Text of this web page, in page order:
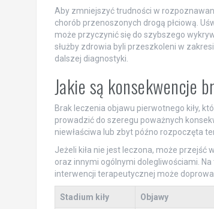
Aby zmniejszyć trudności w
chorób przenoszonych drogą płciową.
może przyczynić się do szybszego
służby zdrowia byli przeszkoleni w
dalszej diagnostyki.
Jakie są konsekwencje
Brak leczenia objawu pierwotnego kiły,
prowadzić do szeregu poważnych
niewłaściwa lub zbyt późno rozpoczęta
Jeżeli kiła nie jest leczona, może przejść
oraz innymi ogólnymi dolegliwościami.
interwencji terapeutycznej może
Stadium kiły Objawy